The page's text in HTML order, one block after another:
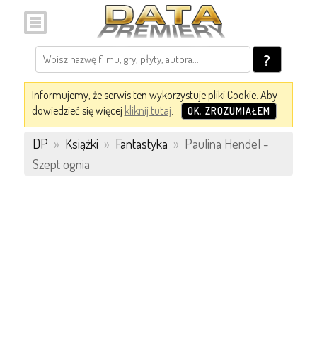
?
Informujemy, że serwis ten wykorzystuje pliki Cookie. Aby
dowiedzieć się więcej kliknij tutaj. OK, ZROZUMIAŁEM
DP » Książki » Fantastyka » Paulina Hendel -
Szept ognia